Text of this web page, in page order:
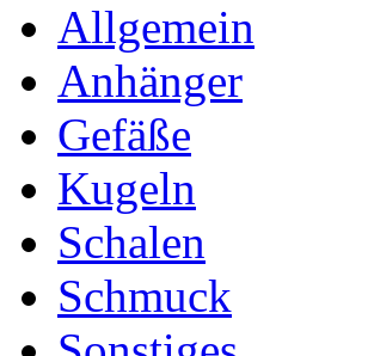
Allgemein
Anhänger
Gefäße
Kugeln
Schalen
Schmuck